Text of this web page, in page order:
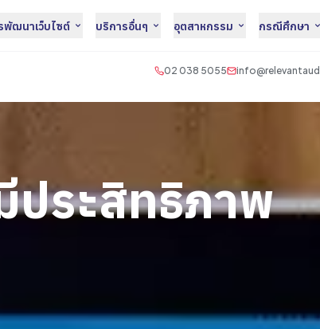
พัฒนาเว็บไซต์ บริการอื่นๆ อุตสาหกรรม กรณีศึกษา
02 038 5055
ประสิทธิภาพ